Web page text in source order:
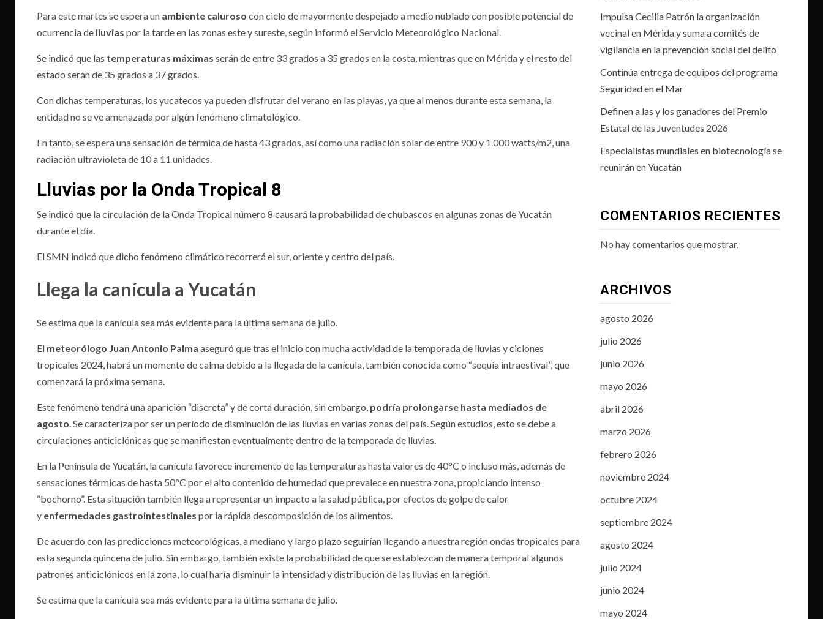
Para este martes se espera un ambiente caluroso con cielo de mayormente despejado a medio nublado con posible potencial de
ocurrencia de lluvias por la tarde en las zonas este y sureste, según informó el Servicio Meteorológico Nacional.
Se indicó que las temperaturas máximas serán de entre 33 grados a 35 grados en la costa, mientras que en Mérida y el resto del
estado serán de 35 grados a 37 grados.
Con dichas temperaturas, los yucatecos ya pueden disfrutar del verano en las playas, ya que al menos durante esta semana, la
entidad no se ve amenazada por algún fenómeno climatológico.
En tanto, se espera una sensación de térmica de hasta 43 grados, así como una radiación solar de entre 900 y 1.000 watts/m2, una
radiación ultravioleta de 10 a 11 unidades.
Lluvias por la Onda Tropical 8
Se indicó que la circulación de la Onda Tropical número 8 causará la probabilidad de chubascos en algunas zonas de Yucatán
durante el día.
El SMN indicó que dicho fenómeno climático recorrerá el sur, oriente y centro del país.
Llega la canícula a Yucatán
Se estima que la canícula sea más evidente para la última semana de julio.
El meteorólogo Juan Antonio Palma aseguró que tras el inicio con mucha actividad de la temporada de lluvias y ciclones
tropicales 2024, habrá un momento de calma debido a la llegada de la canícula, también conocida como “sequía intraestival”, que
comenzará la próxima semana.
Este fenómeno tendrá una aparición “discreta” y de corta duración, sin embargo, podría prolongarse hasta mediados de
agosto. Se caracteriza por ser un período de disminución de las lluvias en varias zonas del país. Según estudios, esto se debe a
circulaciones anticiclónicas que se manifiestan eventualmente dentro de la temporada de lluvias.
En la Península de Yucatán, la canícula favorece incremento de las temperaturas hasta valores de 40°C o incluso más, además de
sensaciones térmicas de hasta 50°C por el alto contenido de humedad que prevalece en nuestra zona, propiciando intenso
“bochorno”. Esta situación también llega a representar un impacto a la salud pública, por efectos de golpe de calor
y enfermedades gastrointestinales por la rápida descomposición de los alimentos.
De acuerdo con las predicciones meteorológicas, a mediano y largo plazo seguirían llegando a nuestra región ondas tropicales para
esta segunda quincena de julio. Sin embargo, también existe la probabilidad de que se establezcan de manera temporal algunos
patrones anticiclónicos en la zona, lo cual haría disminuir la intensidad y distribución de las lluvias en la región.
Se estima que la canícula sea más evidente para la última semana de julio.
Impulsa Cecilia Patrón la organización
vecinal en Mérida y suma a comités de
vigilancia en la prevención social del delito
Continúa entrega de equipos del programa
Seguridad en el Mar
Definen a las y los ganadores del Premio
Estatal de las Juventudes 2026
Especialistas mundiales en biotecnología se
reunirán en Yucatán
COMENTARIOS RECIENTES
No hay comentarios que mostrar.
ARCHIVOS
agosto 2026
julio 2026
junio 2026
mayo 2026
abril 2026
marzo 2026
febrero 2026
noviembre 2024
octubre 2024
septiembre 2024
agosto 2024
julio 2024
junio 2024
mayo 2024